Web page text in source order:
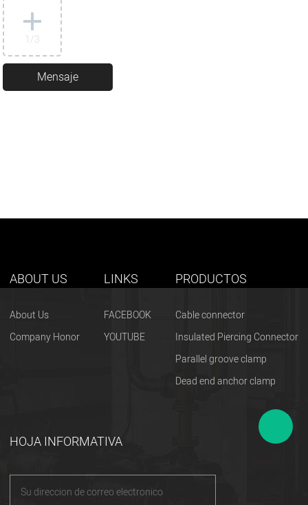
1/3
ABOUT US
About Us
Company Honor
LINKS
FACEBOOK
YOUTUBE
PRODUCTOS
Cable connector
Insulated Piercing Connector
Parallel groove clamp
Dead end anchor clamp
HOJA INFORMATIVA